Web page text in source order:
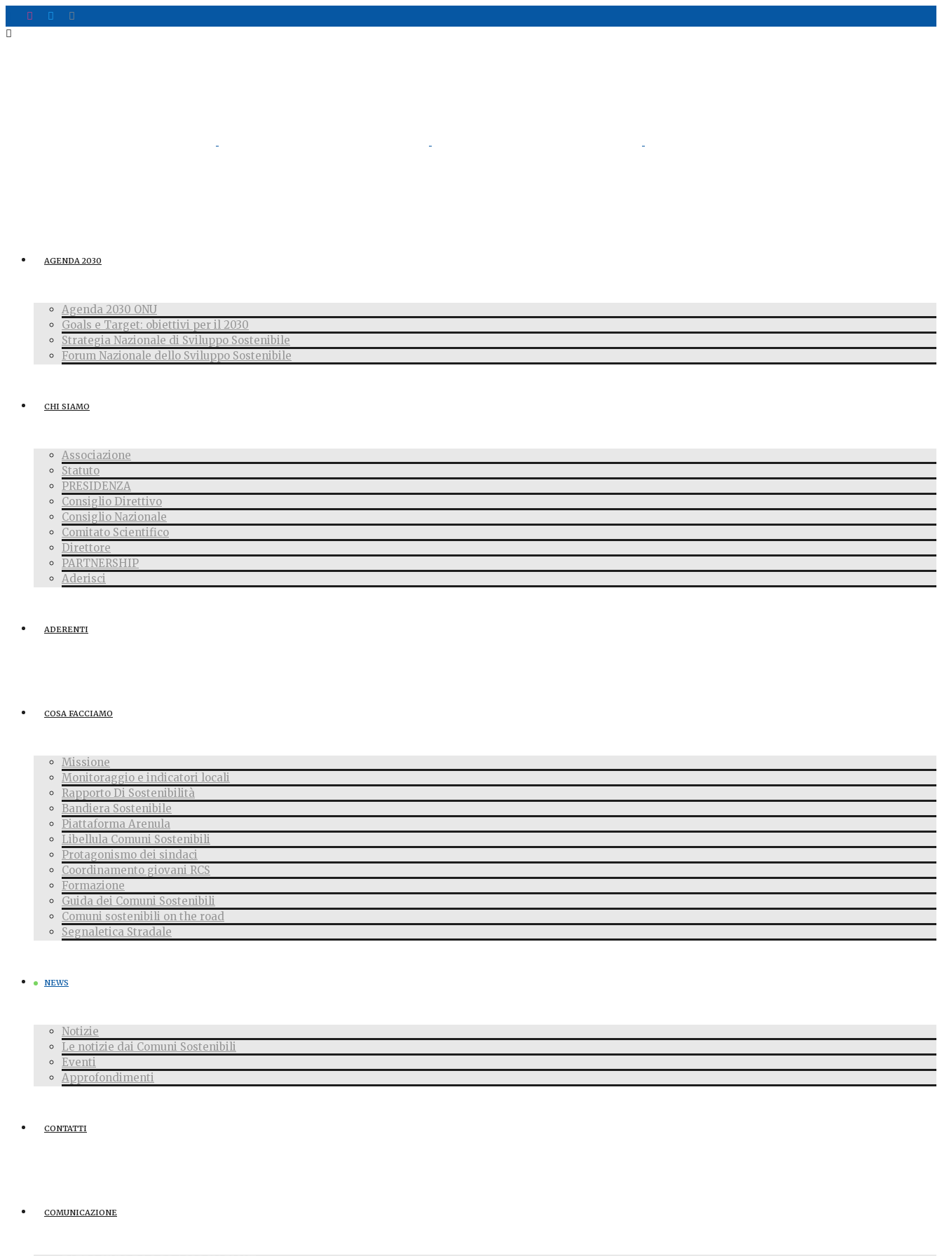
AGENDA 2030
Agenda 2030 ONU
Goals e Target: obiettivi per il 2030
Strategia Nazionale di Sviluppo Sostenibile
Forum Nazionale dello Sviluppo Sostenibile
CHI SIAMO
Associazione
Statuto
PRESIDENZA
Consiglio Direttivo
Consiglio Nazionale
Comitato Scientifico
Direttore
PARTNERSHIP
Aderisci
ADERENTI
COSA FACCIAMO
Missione
Monitoraggio e indicatori locali
Rapporto Di Sostenibilità
Bandiera Sostenibile
Piattaforma Arenula
Libellula Comuni Sostenibili
Protagonismo dei sindaci
Coordinamento giovani RCS
Formazione
Guida dei Comuni Sostenibili
Comuni sostenibili on the road
Segnaletica Stradale
NEWS
Notizie
Le notizie dai Comuni Sostenibili
Eventi
Approfondimenti
CONTATTI
COMUNICAZIONE